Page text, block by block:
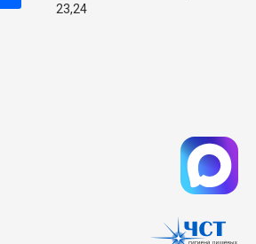
23,24